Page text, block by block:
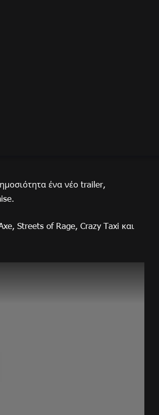
ένα νέο trailer,
Streets of Rage, Crazy Taxi και